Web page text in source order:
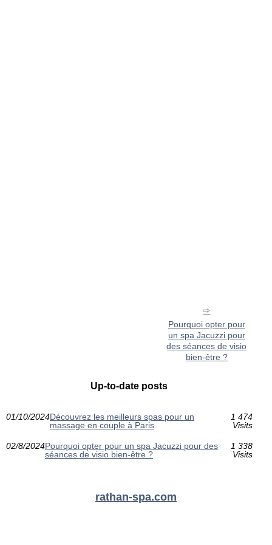
Pourquoi opter pour
un spa Jacuzzi pour
des séances de visio
bien-être ?
Up-to-date posts
01/10/2024Découvrez les meilleurs spas pour un
massage en couple à Paris
1 474
Visits
02/8/2024Pourquoi opter pour un spa Jacuzzi pour des
séances de visio bien-être ?
1 338
Visits
rathan-spa.com